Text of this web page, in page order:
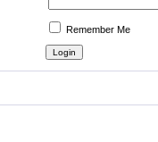
Remember Me